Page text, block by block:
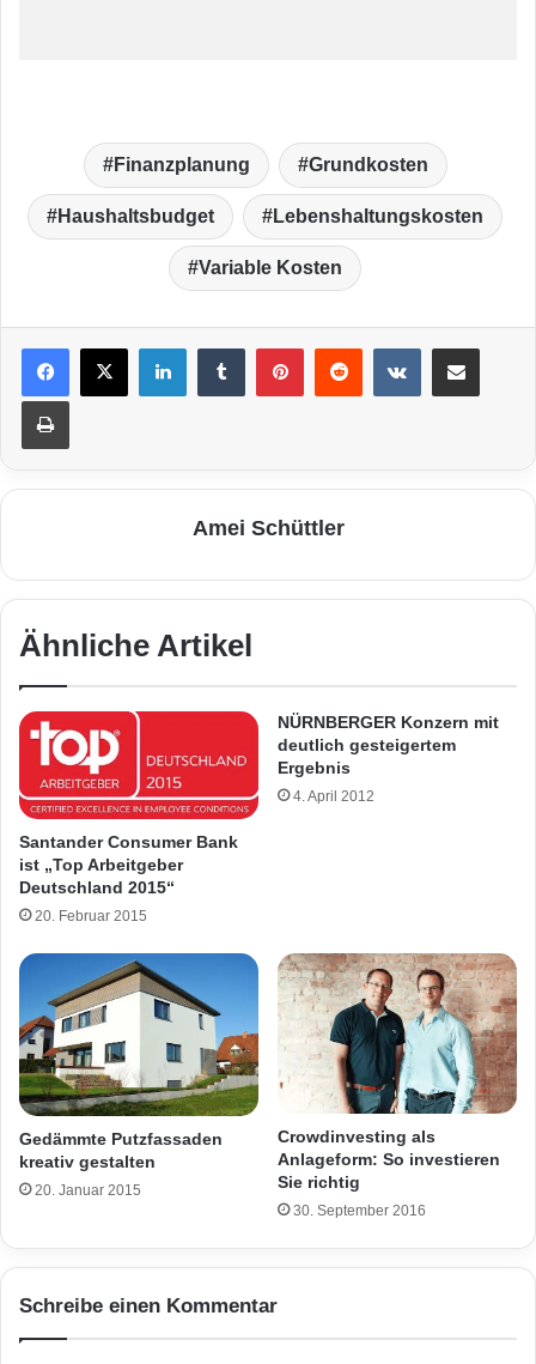
Finanzplanung Grundkosten
Haushaltsbudget Lebenshaltungskosten
Variable Kosten
LinkedIn VKontakte
Drucken
Amei Schüttler
Ähnliche Artikel
Santander Consumer Bank
ist „Top Arbeitgeber
Deutschland 2015“
20. Februar 2015
NÜRNBERGER Konzern mit
deutlich gesteigertem
Ergebnis
4. April 2012
Gedämmte Putzfassaden
kreativ gestalten
20. Januar 2015
Crowdinvesting als
Anlageform: So investieren
Sie richtig
30. September 2016
Schreibe einen Kommentar